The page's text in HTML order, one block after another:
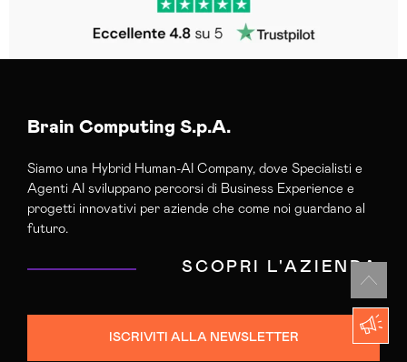
Brain Computing S.p.A.
Siamo una Hybrid Human-AI Company, dove Specialisti e
Agenti AI sviluppano percorsi di Business Experience e
progetti innovativi per aziende che come noi guardano al
futuro.
SCOPRI L'AZIENDA
ISCRIVITI ALLA NEWSLETTER